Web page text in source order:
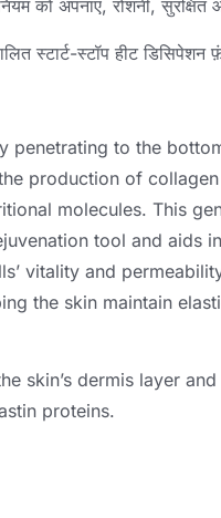
को अपनाएं, रोशनी, सुरक्षित
स्टार्ट-स्टॉप हीट
penetrating to the
production of
molecules. This
tool and aids
’ vitality and
the skin maintain
skin’s dermis layer
proteins.